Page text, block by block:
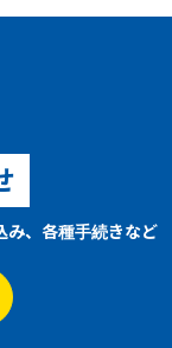
み、各種手続きなど